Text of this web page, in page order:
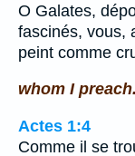
O Galates,
fascinés, vous,
peint comme
whom I preach.
Actes 1:4
Comme il se